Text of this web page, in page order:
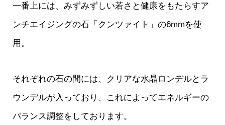
一番上には、みずみずしい若さと健康をもたらすア
ンチエイジングの石「クンツァイト」の6mmを使
用。
それぞれの石の間には、クリアな水晶ロンデルとラ
ウンデルが入っており、これによってエネルギーの
バランス調整をしております。